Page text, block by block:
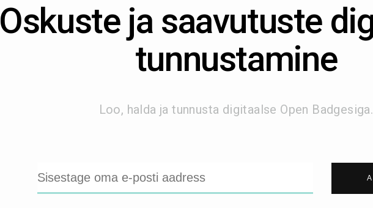
Oskuste ja saavutuste
tunnustamine
Loo, halda ja tunnusta digitaalse Open Badgesiga.